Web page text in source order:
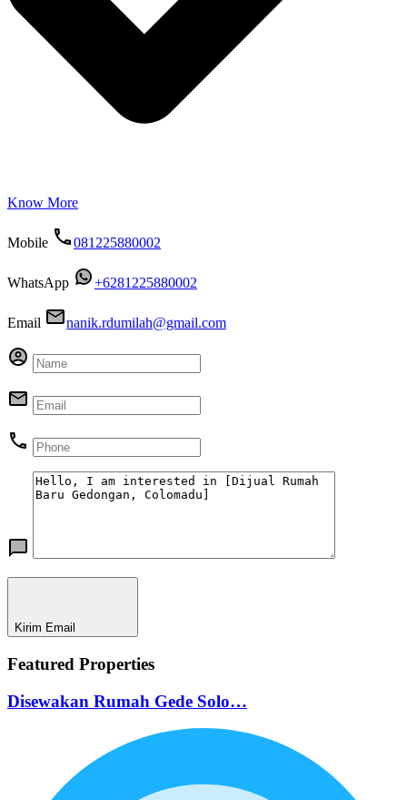
Know More
Mobile 081225880002
WhatsApp +6281225880002
Email nanik.rdumilah@gmail.com
Kirim Email
Featured Properties
Disewakan Rumah Gede Solo…